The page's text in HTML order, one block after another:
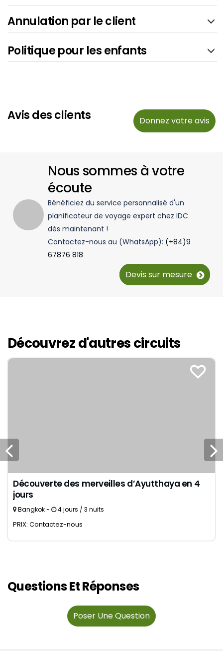
Annulation par le client
Politique pour les enfants
Avis des clients Donnez votre avis
Nous sommes à votre
écoute
Bénéficiez du service personnalisé d'un
planificateur de voyage expert chez IDC
dès maintenant !
Contactez-nous au (WhatsApp): (+84)9
67876 818
Devis sur mesure
Découvrez d'autres circuits
Découverte des merveilles d’Ayutthaya en 4
jours
Bangkok - 4 jours / 3 nuits
PRIX: Contactez-nous
Questions Et Réponses
Poser Une Question